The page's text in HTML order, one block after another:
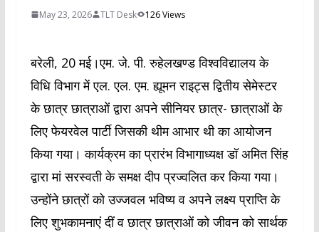
May 23, 2026 TLT Desk 126 Views
बरेली, 20 मई।एम. जे. पी. रुहेलखण्ड विश्वविद्यालय के
विधि विभाग में एल. एल. एम. ह्यूमन राइट्स द्वितीय सेमेस्टर
के छात्र छात्राओं द्वारा अपने सीनियर छात्र- छात्राओं के
लिए फेयरवेल पार्टी जिसकी थीम आभार थी का आयोजन
किया गया। कार्यक्रम का प्रारंभ विभागाध्यक्ष डॉ अमित सिंह
द्वारा मां सरस्वती के समक्ष दीप प्रज्वलित कर किया गया।
उन्होंने छात्रों को उज्जवल भविष्य व अपने लक्ष्य प्राप्ति के
लिए शुभकामनाएं दीं व छात्र छात्राओं को जीवन को सार्थक